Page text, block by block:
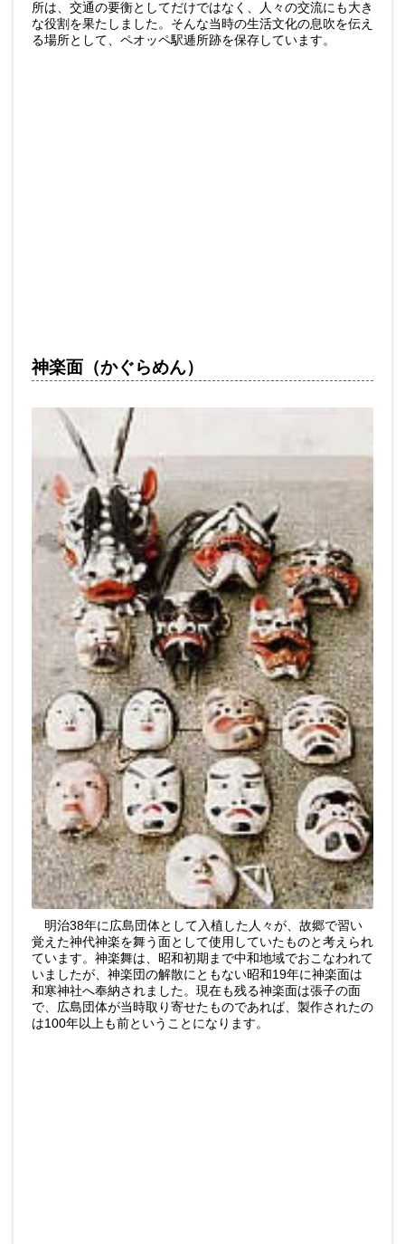
所は、交通の要衡としてだけではなく、人々の交流にも大き
な役割を果たしました。そんな当時の生活文化の息吹を伝え
る場所として、ペオッペ駅逓所跡を保存しています。
神楽面（かぐらめん）
明治38年に広島団体として入植した人々が、故郷で習い
覚えた神代神楽を舞う面として使用していたものと考えられ
ています。神楽舞は、昭和初期まで中和地域でおこなわれて
いましたが、神楽団の解散にともない昭和19年に神楽面は
和寒神社へ奉納されました。現在も残る神楽面は張子の面
で、広島団体が当時取り寄せたものであれば、製作されたの
は100年以上も前ということになります。